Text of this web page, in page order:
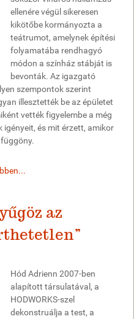
ellenére végül sikeresen
kikötőbe kormányozta a
teátrumot, amelynek építési
folyamatába rendhagyó
módon a színház stábját is
bevonták. Az igazgató
szempontok szerint
illesztették be az épületet
vették figyelembe a még
és mit érzett, amikor
az
Hód Adrienn 2007-ben
alapított társulatával, a
HODWORKS-szel
dekonstruálja a test, a